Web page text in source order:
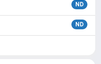
ND
ND